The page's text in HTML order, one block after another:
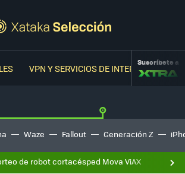
VPN Y SERVICIOS DE INTERNETSuscríbete a
Waze Fallout Generación Z
de robot cortacésped Mova ViAX